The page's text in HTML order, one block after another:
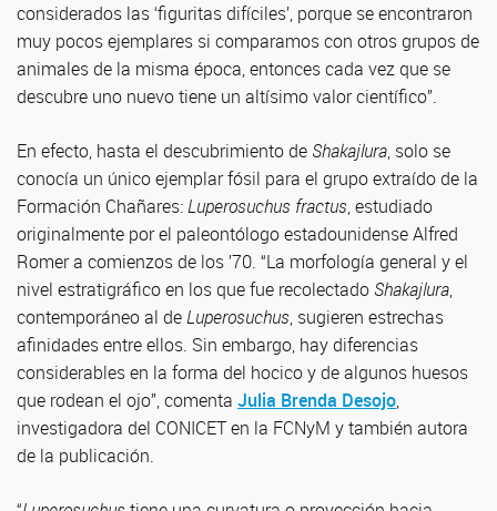
considerados las ‘figuritas difíciles’, porque se encontraron
muy pocos ejemplares si comparamos con otros grupos de
animales de la misma época, entonces cada vez que se
descubre uno nuevo tiene un altísimo valor científico”.
En efecto, hasta el descubrimiento de Shakajlura, solo se
conocía un único ejemplar fósil para el grupo extraído de la
Formación Chañares:Luperosuchus fractus, estudiado
originalmente por el paleontólogo estadounidense Alfred
Romer a comienzos de los ’70. “La morfología general y el
nivel estratigráfico en los que fue recolectado Shakajlura,
contemporáneo al deLuperosuchus, sugieren estrechas
afinidades entre ellos. Sin embargo, hay diferencias
considerables en la forma del hocico y de algunos huesos
que rodean el ojo”, comenta Julia Brenda Desojo,
investigadora del CONICET en la FCNyM y también autora
de la publicación.